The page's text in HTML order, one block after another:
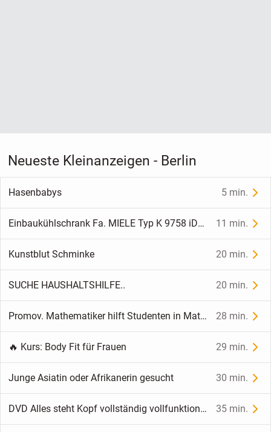
Neueste Kleinanzeigen - Berlin
Hasenbabys 5 min.
Einbaukühlschrank Fa. MIELE Typ K 9758 iDF-1 11 min.
Kunstblut Schminke 20 min.
SUCHE HAUSHALTSHILFE.. 20 min.
Promov. Mathematiker hilft Studenten in Mathematik und Physik 28 min.
🔥 Kurs: Body Fit für Frauen 29 min.
Junge Asiatin oder Afrikanerin gesucht 30 min.
DVD Alles steht Kopf vollständig vollfunktionsfähig 35 min.